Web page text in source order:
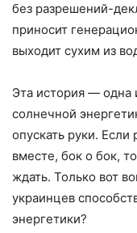
без разрешений-
приносит
выходит сухим из
Эта история — одна
солнечной
опускать руки. Если
вместе, бок о бок,
ждать. Только вот
украинцев
энергетики?